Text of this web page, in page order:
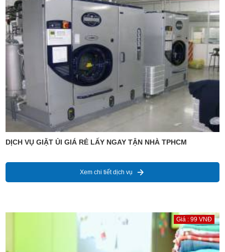
DỊCH VỤ GIẶT ỦI GIÁ RẺ LẤY NGAY TẬN NHÀ TPHCM
Xem chi tiết dịch vụ
Giá : 99 VNĐ